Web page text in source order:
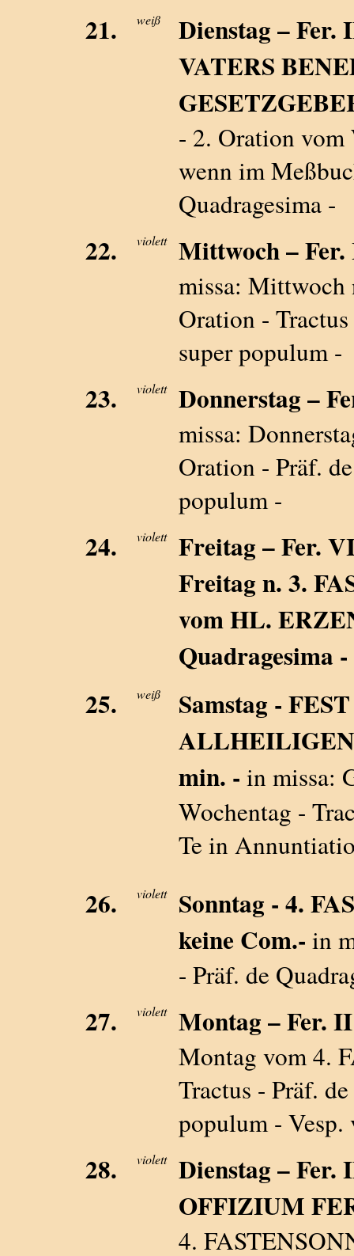
21. weiß
Dienstag – Fer.
VATERS
- 2. Oration vom
wenn im
Quadragesima -
22. violett Mittwoch –
missa: Mittwoch
Oration -
super populum -
23. violett Donnerstag –
missa:
Oration - Präf.
populum -
24. violett
Freitag – Fer.
Freitag n. 3.
vom HL.
Quadragesima
25.
weiß
Samstag -
min. - in missa:
Wochentag -
Te in
26. violett
Sonntag - 4.
keine Com.- in
- Präf. de
27. violett Montag – Fer.
Montag vom 4.
Tractus - Präf.
populum -
28. violett
Dienstag – Fer.
OFFIZIUM
4.